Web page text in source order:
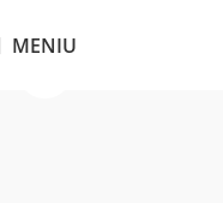
MENIU